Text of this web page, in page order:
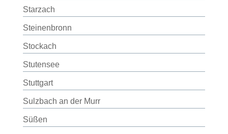
Starzach
Steinenbronn
Stockach
Stutensee
Stuttgart
Sulzbach an der Murr
Süßen